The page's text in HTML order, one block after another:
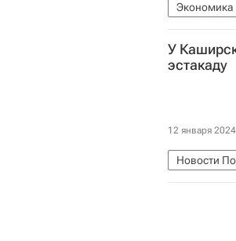
Экономика
У
эстакаду
12 января
Новости